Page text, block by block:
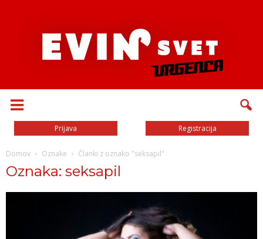
Prijava Registracija
Domov Oznake Članki z oznako "seksapil"
Oznaka: seksapil